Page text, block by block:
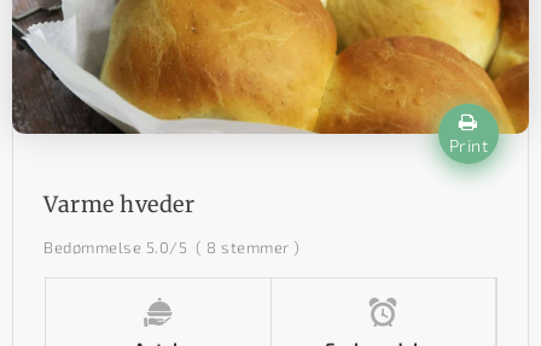
Print
Varme hveder
Bedømmelse 5.0/5 ( 8 stemmer )